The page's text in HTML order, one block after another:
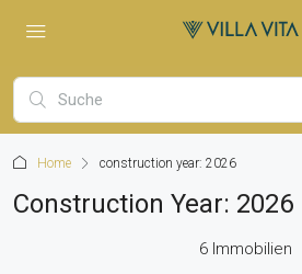
Home construction year: 2026
Construction Year: 2026
6 Immobilien